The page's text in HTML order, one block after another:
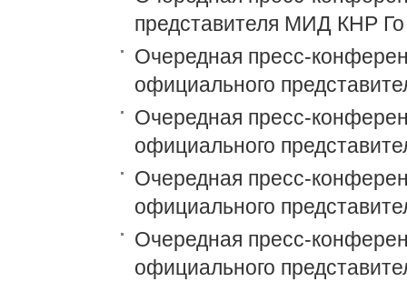
представителя МИД КНР Го
Очередная пресс-
официального
Очередная пресс-
официального
Очередная пресс-
официального
Очередная пресс-
официального